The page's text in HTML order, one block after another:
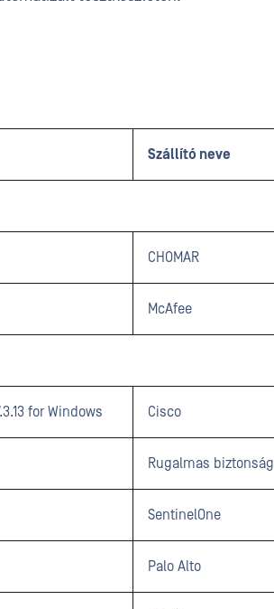
Szállító neve
CHOMAR
McAfee
for Windows Cisco
Rugalmas biztonság
SentinelOne
Palo Alto